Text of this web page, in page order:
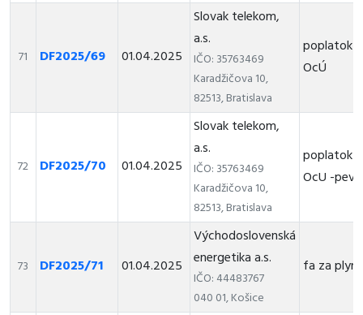
71 DF2025/69 01.04.2025
Slovak telekom,
a.s.
IČO: 35763469
Karadžičova 10,
82513, Bratislava
poplatok
OcÚ
72 DF2025/70 01.04.2025
Slovak telekom,
a.s.
IČO: 35763469
Karadžičova 10,
82513, Bratislava
poplatok
OcU -
73 DF2025/71 01.04.2025
Východoslovenská
energetika a.s.
IČO: 44483767
040 01, Košice
fa za plyn